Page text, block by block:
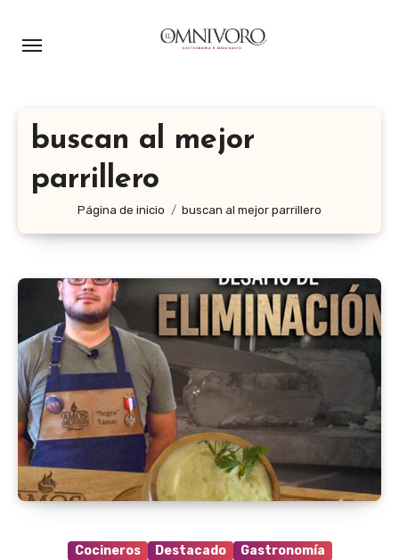
buscan al mejor
parrillero
Página de inicio buscan al mejor parrillero
Cocineros Destacado Gastronomía